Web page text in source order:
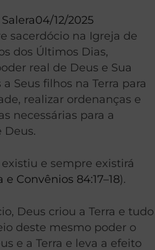
04/12/2025
sacerdócio na Igreja de
dos Últimos Dias,
real de Deus e Sua
Seus filhos na Terra para
realizar ordenanças e
necessárias para a
Deus.
e sempre existirá
e Convênios 84:17–18).
Deus criou a Terra e tudo
deste mesmo poder o
e a Terra e leva a efeito